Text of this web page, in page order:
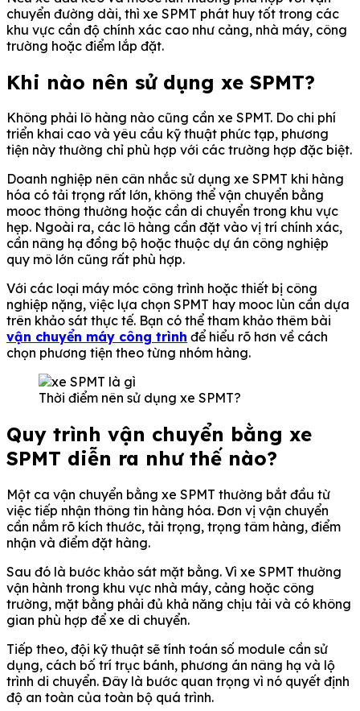
chuyển đường dài, thì xe SPMT phát huy tốt trong các
khu vực cần độ chính xác cao như cảng, nhà máy, công
trường hoặc điểm lắp đặt.
Khi nào nên sử dụng xe SPMT?
Không phải lô hàng nào cũng cần xe SPMT. Do chi phí
triển khai cao và yêu cầu kỹ thuật phức tạp, phương
tiện này thường chỉ phù hợp với các trường hợp đặc biệt.
Doanh nghiệp nên cân nhắc sử dụng xe SPMT khi hàng
hóa có tải trọng rất lớn, không thể vận chuyển bằng
mooc thông thường hoặc cần di chuyển trong khu vực
hẹp. Ngoài ra, các lô hàng cần đặt vào vị trí chính xác,
cần nâng hạ đồng bộ hoặc thuộc dự án công nghiệp
quy mô lớn cũng rất phù hợp.
Với các loại máy móc công trình hoặc thiết bị công
nghiệp nặng, việc lựa chọn SPMT hay mooc lùn cần dựa
trên khảo sát thực tế. Bạn có thể tham khảo thêm bài
vận chuyển máy công trình để hiểu rõ hơn về cách
chọn phương tiện theo từng nhóm hàng.
Thời điểm nên sử dụng xe SPMT?
Quy trình vận chuyển bằng xe
SPMT diễn ra như thế nào?
Một ca vận chuyển bằng xe SPMT thường bắt đầu từ
việc tiếp nhận thông tin hàng hóa. Đơn vị vận chuyển
cần nắm rõ kích thước, tải trọng, trọng tâm hàng, điểm
nhận và điểm đặt hàng.
Sau đó là bước khảo sát mặt bằng. Vì xe SPMT thường
vận hành trong khu vực nhà máy, cảng hoặc công
trường, mặt bằng phải đủ khả năng chịu tải và có không
gian phù hợp để xe di chuyển.
Tiếp theo, đội kỹ thuật sẽ tính toán số module cần sử
dụng, cách bố trí trục bánh, phương án nâng hạ và lộ
trình di chuyển. Đây là bước quan trọng vì nó quyết định
độ an toàn của toàn bộ quá trình.